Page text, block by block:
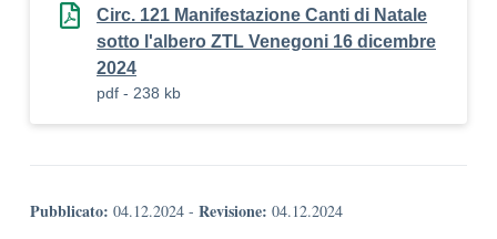
Circ. 121 Manifestazione Canti di Natale
sotto l'albero ZTL Venegoni 16 dicembre
2024
pdf - 238 kb
Pubblicato: 04.12.2024 - Revisione: 04.12.2024